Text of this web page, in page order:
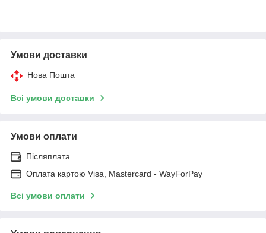
Умови доставки
Нова Пошта
Всі умови доставки
Умови оплати
Післяплата
Оплата картою Visa, Mastercard - WayForPay
Всі умови оплати